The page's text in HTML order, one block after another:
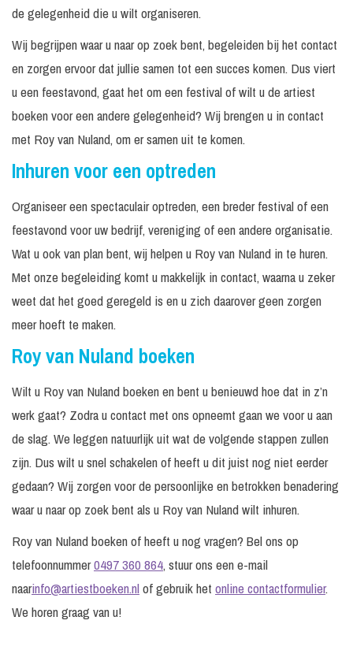
de gelegenheid die u wilt organiseren.
Wij begrijpen waar u naar op zoek bent, begeleiden bij het contact
en zorgen ervoor dat jullie samen tot een succes komen. Dus viert
u een feestavond, gaat het om een festival of wilt u de artiest
boeken voor een andere gelegenheid? Wij brengen u in contact
met Roy van Nuland, om er samen uit te komen.
Inhuren voor een optreden
Organiseer een spectaculair optreden, een breder festival of een
feestavond voor uw bedrijf, vereniging of een andere organisatie.
Wat u ook van plan bent, wij helpen u Roy van Nuland in te huren.
Met onze begeleiding komt u makkelijk in contact, waarna u zeker
weet dat het goed geregeld is en u zich daarover geen zorgen
meer hoeft te maken.
Roy van Nuland boeken
Wilt u Roy van Nuland boeken en bent u benieuwd hoe dat in z’n
werk gaat? Zodra u contact met ons opneemt gaan we voor u aan
de slag. We leggen natuurlijk uit wat de volgende stappen zullen
zijn. Dus wilt u snel schakelen of heeft u dit juist nog niet eerder
gedaan? Wij zorgen voor de persoonlijke en betrokken benadering
waar u naar op zoek bent als u Roy van Nuland wilt inhuren.
Roy van Nuland boeken of heeft u nog vragen? Bel ons op
telefoonnummer0497 360 864, stuur ons een e-mail
naarinfo@artiestboeken.nlof gebruik het online contactformulier.
We horen graag van u!